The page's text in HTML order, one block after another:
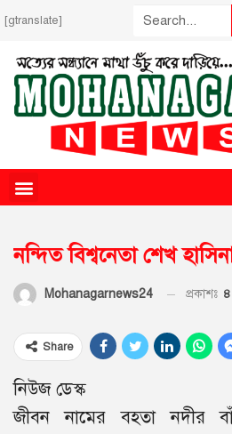
[gtranslate]
নন্দিত বিশ্বনেতা শেখ
Mohanagarnews24 প্রকাশঃ
Share
নিউজ ডেস্ক
জীবন নামের বহতা নদীর